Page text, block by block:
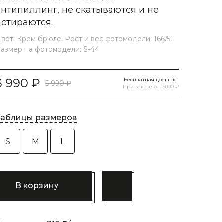
не скатываются и не
Крем брюле. Рост и вес фотомодели: 166/51.
на фотомодели: S-44
990 5 990
Бесплатная доставка
При заказе от 15000 ₽
размеров
S M L
В корзину